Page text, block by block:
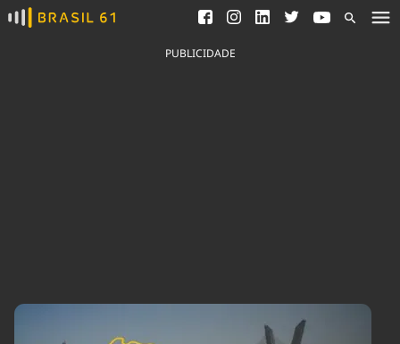
Ver todas as notícias
Saneamento
Indicadores
Meio Ambiente
PUBLICIDADE